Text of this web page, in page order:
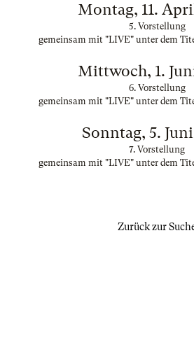
Montag, 11.
5. Vorstellung
gemeinsam mit "LIVE" unter dem
Mittwoch, 1.
6. Vorstellung
gemeinsam mit "LIVE" unter dem
Sonntag, 5.
7. Vorstellung
gemeinsam mit "LIVE" unter dem
Zurück zur